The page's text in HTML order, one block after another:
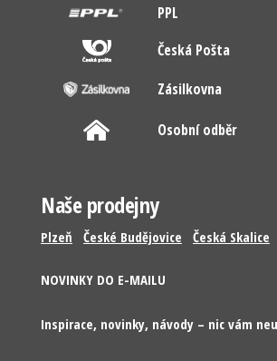
PPL
Česká Pošta
Zásilkovna
Osobní odběr
Naše prodejny
Plzeň České Budějovice Česká Skalice
NOVINKY DO E-MAILU
Inspirace, novinky, návody – nic vám